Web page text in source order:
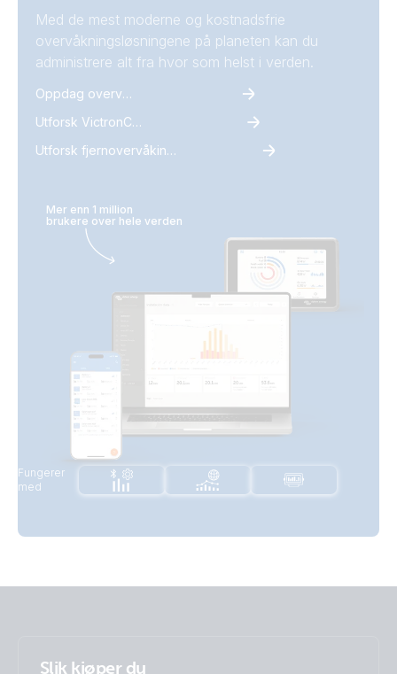
Med de mest moderne og kostnadsfrie
overvåkningsløsningene på planeten kan du
administrere alt fra hvor som helst i verden.
Oppdag overvåking
Utforsk VictronConnect
Utforsk fjernovervåking fra Victron
Mer enn 1 million
brukere over hele verden
Fungerer
med
Slik kjøper du